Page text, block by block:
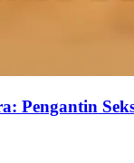
Pengantin